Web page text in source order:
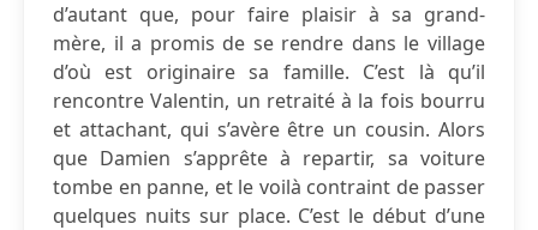
d’autant que, pour faire plaisir à sa grand-
mère, il a promis de se rendre dans le village
d’où est originaire sa famille. C’est là qu’il
rencontre Valentin, un retraité à la fois bourru
et attachant, qui s’avère être un cousin. Alors
que Damien s’apprête à repartir, sa voiture
tombe en panne, et le voilà contraint de passer
quelques nuits sur place. C’est le début d’une